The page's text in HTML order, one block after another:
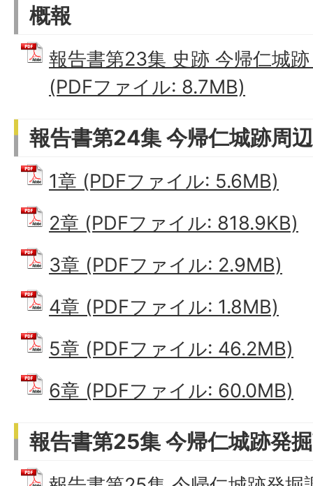
概報
報告書第23集 史跡 今帰仁城
(PDFファイル: 8.7MB)
報告書第24集 今帰仁城跡周
1章 (PDFファイル: 5.6MB)
2章 (PDFファイル: 818.9KB)
3章 (PDFファイル: 2.9MB)
4章 (PDFファイル: 1.8MB)
5章 (PDFファイル: 46.2MB)
6章 (PDFファイル: 60.0MB)
報告書第25集 今帰仁城跡発